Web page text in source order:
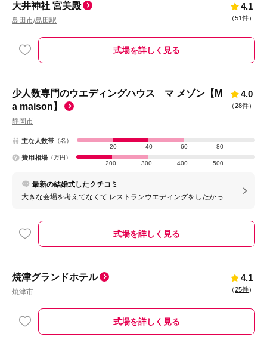
大井神社 宮美殿
島田市/島田駅
4.1
（51件）
式場を詳しく見る
少人数専門のウエディングハウス マ メゾン【M
a maison】
静岡市
4.0
（28件）
主な人数帯 （名）
20
40 60 80
費用相場 （万円）
200
300 400 500
最新の結婚式したクチコミ
大きな会場を考えてなくて レストランウエディングをしたかった
式場を詳しく見る
焼津グランドホテル
焼津市
4.1
（25件）
式場を詳しく見る